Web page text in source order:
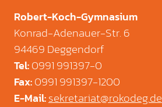
Robert-Koch-Gymnasium
Konrad-Adenauer-Str. 6
94469 Deggendorf
Tel:0991 991397-0
Fax:0991 991397-1200
E-Mail:sekretariat@rokodeg.de